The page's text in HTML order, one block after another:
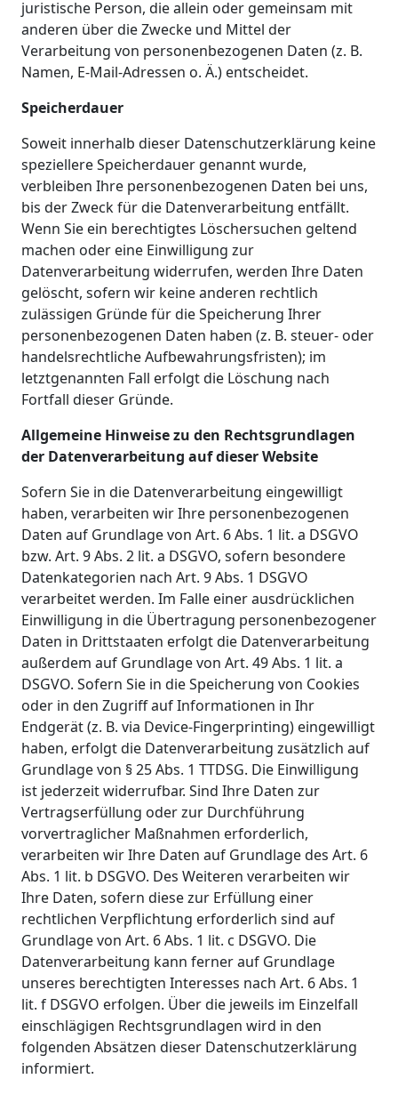
juristische Person, die allein oder gemeinsam mit
anderen über die Zwecke und Mittel der
Verarbeitung von personenbezogenen Daten (z. B.
Namen, E-Mail-Adressen o. Ä.) entscheidet.
Speicherdauer
Soweit innerhalb dieser Datenschutzerklärung keine
speziellere Speicherdauer genannt wurde,
verbleiben Ihre personenbezogenen Daten bei uns,
bis der Zweck für die Datenverarbeitung entfällt.
Wenn Sie ein berechtigtes Löschersuchen geltend
machen oder eine Einwilligung zur
Datenverarbeitung widerrufen, werden Ihre Daten
gelöscht, sofern wir keine anderen rechtlich
zulässigen Gründe für die Speicherung Ihrer
personenbezogenen Daten haben (z. B. steuer- oder
handelsrechtliche Aufbewahrungsfristen); im
letztgenannten Fall erfolgt die Löschung nach
Fortfall dieser Gründe.
Allgemeine Hinweise zu den Rechtsgrundlagen
der Datenverarbeitung auf dieser Website
Sofern Sie in die Datenverarbeitung eingewilligt
haben, verarbeiten wir Ihre personenbezogenen
Daten auf Grundlage von Art. 6 Abs. 1 lit. a DSGVO
bzw. Art. 9 Abs. 2 lit. a DSGVO, sofern besondere
Datenkategorien nach Art. 9 Abs. 1 DSGVO
verarbeitet werden. Im Falle einer ausdrücklichen
Einwilligung in die Übertragung personenbezogener
Daten in Drittstaaten erfolgt die Datenverarbeitung
außerdem auf Grundlage von Art. 49 Abs. 1 lit. a
DSGVO. Sofern Sie in die Speicherung von Cookies
oder in den Zugriff auf Informationen in Ihr
Endgerät (z. B. via Device-Fingerprinting) eingewilligt
haben, erfolgt die Datenverarbeitung zusätzlich auf
Grundlage von § 25 Abs. 1 TTDSG. Die Einwilligung
ist jederzeit widerrufbar. Sind Ihre Daten zur
Vertragserfüllung oder zur Durchführung
vorvertraglicher Maßnahmen erforderlich,
verarbeiten wir Ihre Daten auf Grundlage des Art. 6
Abs. 1 lit. b DSGVO. Des Weiteren verarbeiten wir
Ihre Daten, sofern diese zur Erfüllung einer
rechtlichen Verpflichtung erforderlich sind auf
Grundlage von Art. 6 Abs. 1 lit. c DSGVO. Die
Datenverarbeitung kann ferner auf Grundlage
unseres berechtigten Interesses nach Art. 6 Abs. 1
lit. f DSGVO erfolgen. Über die jeweils im Einzelfall
einschlägigen Rechtsgrundlagen wird in den
folgenden Absätzen dieser Datenschutzerklärung
informiert.